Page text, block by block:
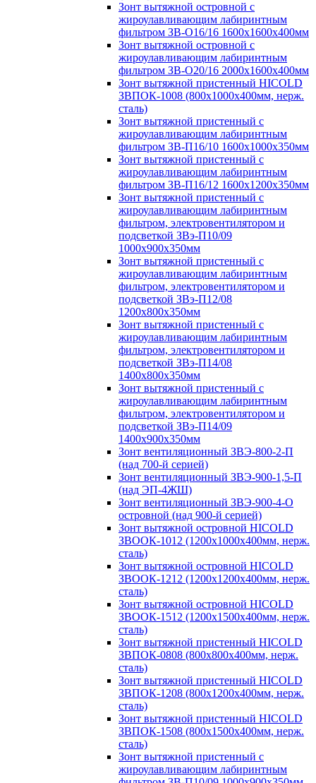
Зонт вытяжной островной с
жироулавливающим лабиринтным
фильтром ЗВ-О16/16 1600х1600х400мм
Зонт вытяжной островной с
жироулавливающим лабиринтным
фильтром ЗВ-О20/16 2000х1600х400мм
Зонт вытяжной пристенный HICOLD
ЗВПОК-1008 (800х1000х400мм, нерж.
сталь)
Зонт вытяжной пристенный с
жироулавливающим лабиринтным
фильтром ЗВ-П16/10 1600х1000х350мм
Зонт вытяжной пристенный с
жироулавливающим лабиринтным
фильтром ЗВ-П16/12 1600х1200х350мм
Зонт вытяжной пристенный с
жироулавливающим лабиринтным
фильтром, электровентилятором и
подсветкой ЗВэ-П10/09
1000х900х350мм
Зонт вытяжной пристенный с
жироулавливающим лабиринтным
фильтром, электровентилятором и
подсветкой ЗВэ-П12/08
1200х800х350мм
Зонт вытяжной пристенный с
жироулавливающим лабиринтным
фильтром, электровентилятором и
подсветкой ЗВэ-П14/08
1400х800х350мм
Зонт вытяжной пристенный с
жироулавливающим лабиринтным
фильтром, электровентилятором и
подсветкой ЗВэ-П14/09
1400х900х350мм
Зонт вентиляционный ЗВЭ-800-2-П
(над 700-й серией)
Зонт вентиляционный ЗВЭ-900-1,5-П
(над ЭП-4ЖШ)
Зонт вентиляционный ЗВЭ-900-4-О
островной (над 900-й серией)
Зонт вытяжной островной HICOLD
ЗВООК-1012 (1200х1000х400мм, нерж.
сталь)
Зонт вытяжной островной HICOLD
ЗВООК-1212 (1200x1200x400мм, нерж.
сталь)
Зонт вытяжной островной HICOLD
ЗВООК-1512 (1200х1500х400мм, нерж.
сталь)
Зонт вытяжной пристенный HICOLD
ЗВПОК-0808 (800х800х400мм, нерж.
сталь)
Зонт вытяжной пристенный HICOLD
ЗВПОК-1208 (800х1200х400мм, нерж.
сталь)
Зонт вытяжной пристенный HICOLD
ЗВПОК-1508 (800х1500х400мм, нерж.
сталь)
Зонт вытяжной пристенный с
жироулавливающим лабиринтным